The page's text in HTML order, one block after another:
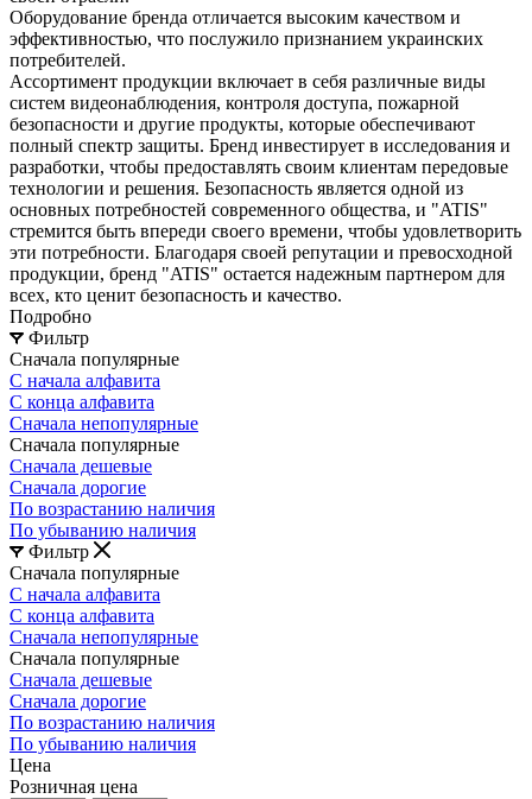
Оборудование бренда отличается высоким качеством и
эффективностью, что послужило признанием украинских
потребителей.
Ассортимент продукции включает в себя различные виды
систем видеонаблюдения, контроля доступа, пожарной
безопасности и другие продукты, которые обеспечивают
полный спектр защиты. Бренд инвестирует в исследования и
разработки, чтобы предоставлять своим клиентам передовые
технологии и решения. Безопасность является одной из
основных потребностей современного общества, и "ATIS"
стремится быть впереди своего времени, чтобы удовлетворить
эти потребности. Благодаря своей репутации и превосходной
продукции, бренд "ATIS" остается надежным партнером для
всех, кто ценит безопасность и качество.
Подробно
Фильтр
Сначала популярные
С начала алфавита
С конца алфавита
Сначала непопулярные
Сначала популярные
Сначала дешевые
Сначала дорогие
По возрастанию наличия
По убыванию наличия
Фильтр
Сначала популярные
С начала алфавита
С конца алфавита
Сначала непопулярные
Сначала популярные
Сначала дешевые
Сначала дорогие
По возрастанию наличия
По убыванию наличия
Цена
Розничная цена